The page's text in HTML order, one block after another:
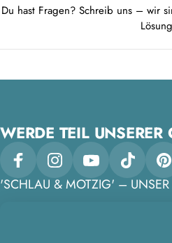
Du hast Fragen? Schreib uns – wir
Lösung
WERDE TEIL
FacebookInstagramYouTubeTikTok
'SCHLAU & MOTZIG' – UNSER